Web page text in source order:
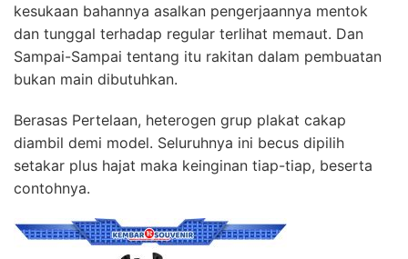
kesukaan bahannya asalkan pengerjaannya mentok
dan tunggal terhadap regular terlihat memaut. Dan
Sampai-Sampai tentang itu rakitan dalam pembuatan
bukan main dibutuhkan.
Berasas Pertelaan, heterogen grup plakat cakap
diambil demi model. Seluruhnya ini becus dipilih
setakar plus hajat maka keinginan tiap-tiap, beserta
contohnya.